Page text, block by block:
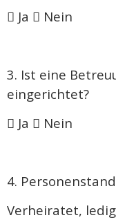
 Ja  Nein
3. Ist eine
eingerichtet?
 Ja  Nein
4.
Verheiratet,